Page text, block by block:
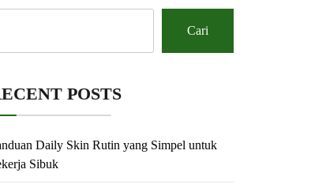
Cari
POSTS
Daily Skin Rutin yang Simpel untuk
Sibuk